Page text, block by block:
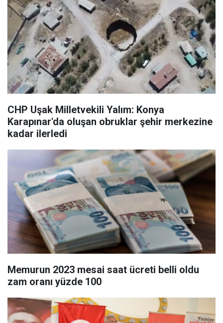
CHP Uşak Milletvekili Yalım: Konya
Karapınar'da oluşan obruklar şehir merkezine
kadar ilerledi
Memurun 2023 mesai saat ücreti belli oldu
zam oranı yüzde 100